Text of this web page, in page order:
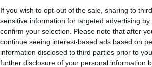
If you wish to opt-out of the sale, sharing to
sensitive information for targeted advertising
confirm your selection. Please note that after
continue seeing interest-based ads based on
information disclosed to third parties prior to
further disclosure of your personal information